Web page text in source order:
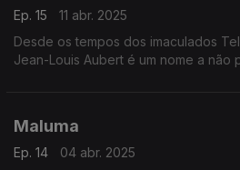
Ep. 15
11 abr. 2025
Desde os tempos dos imaculados
Jean-Louis Aubert é um nome a não
Maluma
Ep. 14
04 abr. 2025